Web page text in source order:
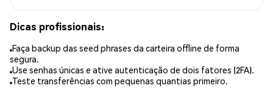
Dicas profissionais:
Faça backup das seed phrases da carteira offline de forma
segura.
Use senhas únicas e ative autenticação de dois fatores (2FA).
Teste transferências com pequenas quantias primeiro.